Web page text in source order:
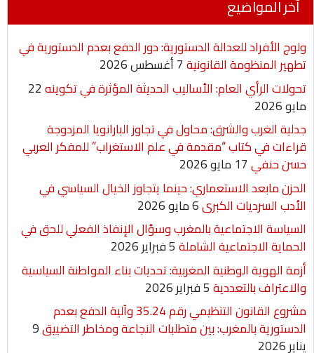
b
o
o
k
t
e
r
s
A
p
e
n
g
r
l
l
t
آخر المواضيع
ولوج الأفراد للعدالة الدستورية: دور الدفع بعدم الدستورية في
تطهير المنظومة القانونية7 أغسطس 2026
تحولات الرأي العام: الأساليب الحديثة المؤثرة في تكوينه22
مايو 2026
جدلية الغرب والشرق: محاول في تجاوز البارانويا المزدوجة
قراءات في كتاب “مقدمة في علم الاستغراب” للمفكر العربي
حسن حنفي17 مايو 2026
الحزن مابعد الاستعماري: حينما يتجاوز الخيال السياسي في
الأدب السرديات الكبرى6 مايو 2026
السياسة الاجتماعية بالمغرب وسؤال الإنفاذ الفعلي للحق في
الحماية الاجتماعية الشاملة5 فبراير 2026
أزمة الهوية الوطنية المغربية: تحديات بناء المواطنة السياسية
والاعتراف بالتعددية5 فبراير 2026
مشروع القانون التنظيمي رقم 35.24 وآلية الدفع بعدم
الدستورية بالمغرب: بين متطلبات النجاعة ومخاطر التضييق9
يناير 2026